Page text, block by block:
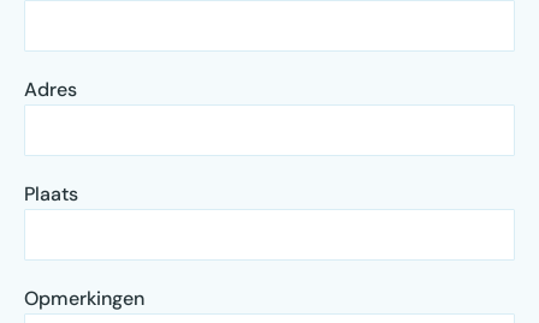
Adres
Plaats
Opmerkingen